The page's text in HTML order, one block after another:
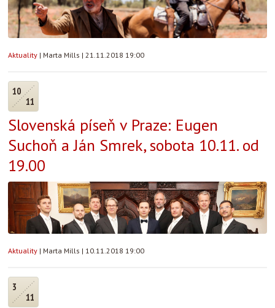
Aktuality | Marta Mills | 21.11.2018 19:00
10
11
Slovenská píseň v Praze: Eugen
Suchoň a Ján Smrek, sobota 10.11. od
19.00
Aktuality | Marta Mills | 10.11.2018 19:00
3
11